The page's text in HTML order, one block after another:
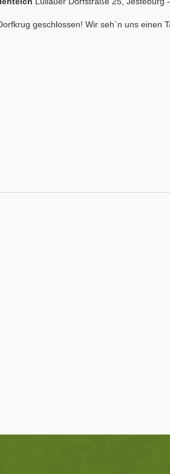
geschlossen! Wir seh`n uns einen